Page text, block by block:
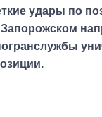
удары по